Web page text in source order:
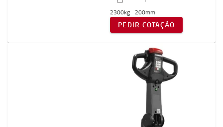
2300kg 200mm
PEDIR COTAÇÃO